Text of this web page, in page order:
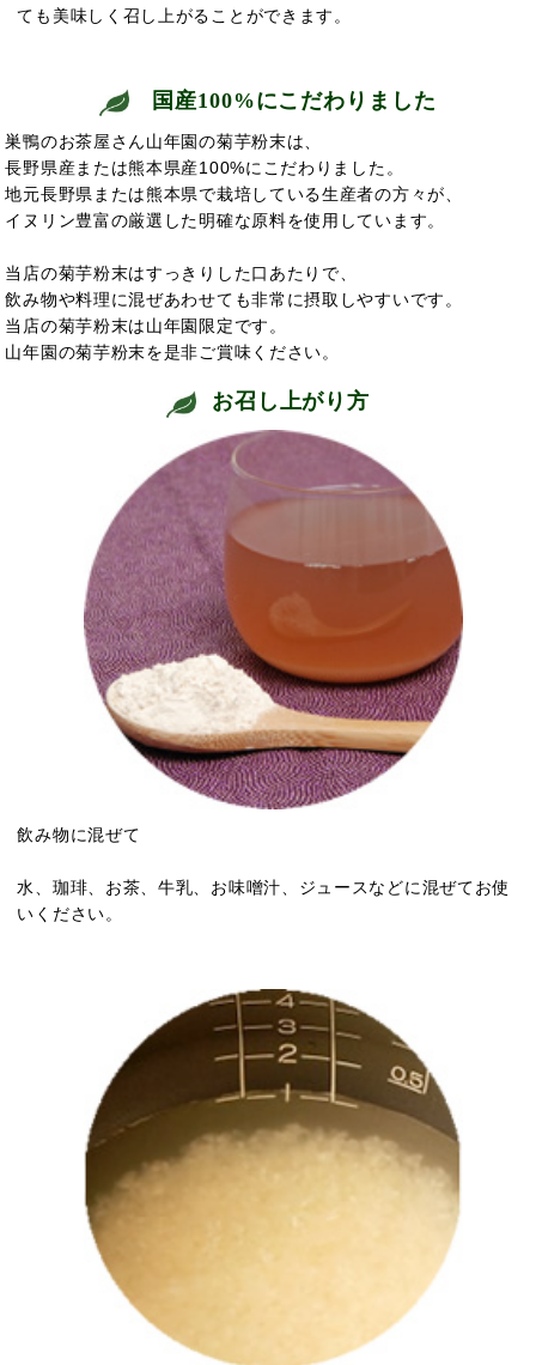
ても美味しく召し上がることができます。
国産100%にこだわりました
巣鴨のお茶屋さん山年園の菊芋粉末は、
長野県産または熊本県産100%にこだわりました。
地元長野県または熊本県で栽培している生産者の方々が、
イヌリン豊富の厳選した明確な原料を使用しています。
当店の菊芋粉末はすっきりした口あたりで、
飲み物や料理に混ぜあわせても非常に摂取しやすいです。
当店の菊芋粉末は山年園限定です。
山年園の菊芋粉末を是非ご賞味ください。
お召し上がり方
飲み物に混ぜて
水、珈琲、お茶、牛乳、お味噌汁、ジュースなどに混ぜてお使
いください。